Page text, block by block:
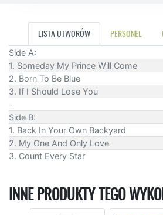
LISTA UTWORÓW PERSONEL
Side A:
1. Someday My Prince Will Come
2. Born To Be Blue
3. If I Should Lose You
-
Side B:
1. Back In Your Own Backyard
2. My One And Only Love
3. Count Every Star
INNE PRODUKTY TEGO